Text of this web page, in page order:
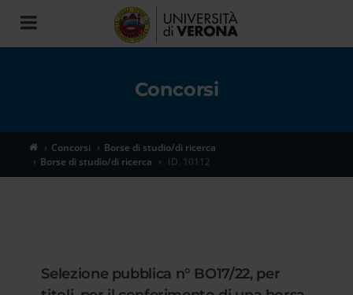
Toggle
navigation
Concorsi
Concorsi
Borse di studio/di ricerca
Borse di studio/di ricerca
ID. 10112
Selezione pubblica n° BO17/22, per